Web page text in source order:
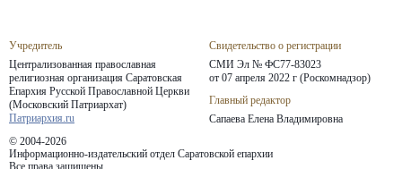
Учредитель
Централизованная православная
религиозная организация Саратовская
Епархия Русской Православной Церкви
(Московский Патриархат)
Патриархия.ru
Свидетельство о регистрации
СМИ Эл № ФС77-83023
от 07 апреля 2022 г (Роскомнадзор)
Главный редактор
Сапаева Елена Владимировна
© 2004-2026
Информационно-издательский отдел Саратовской епархии
Все права защищены